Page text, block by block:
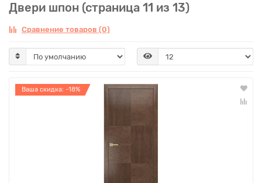
Двери шпон (страница 11 из 13)
Сравнение товаров (0)
Ваша скидка: -18%